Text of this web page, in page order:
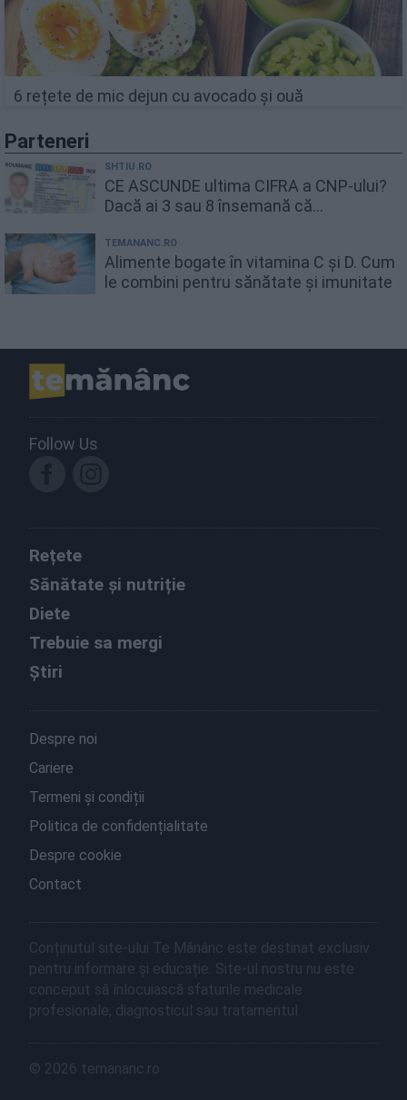
6 rețete de mic dejun cu avocado și ouă
Parteneri
SHTIU.RO
CE ASCUNDE ultima CIFRA a CNP-ului?
Dacă ai 3 sau 8 însemană că...
TEMANANC.RO
Alimente bogate în vitamina C și D. Cum
le combini pentru sănătate și imunitate
Follow Us
Rețete
Sănătate și nutriție
Diete
Trebuie sa mergi
Știri
Despre noi
Cariere
Termeni și condiții
Politica de confidențialitate
Despre cookie
Contact
Conținutul site-ului Te Mănânc este destinat exclusiv
pentru informare și educație. Site-ul nostru nu este
conceput să înlocuiască sfaturile medicale
profesionale, diagnosticul sau tratamentul.
© 2026 temananc.ro